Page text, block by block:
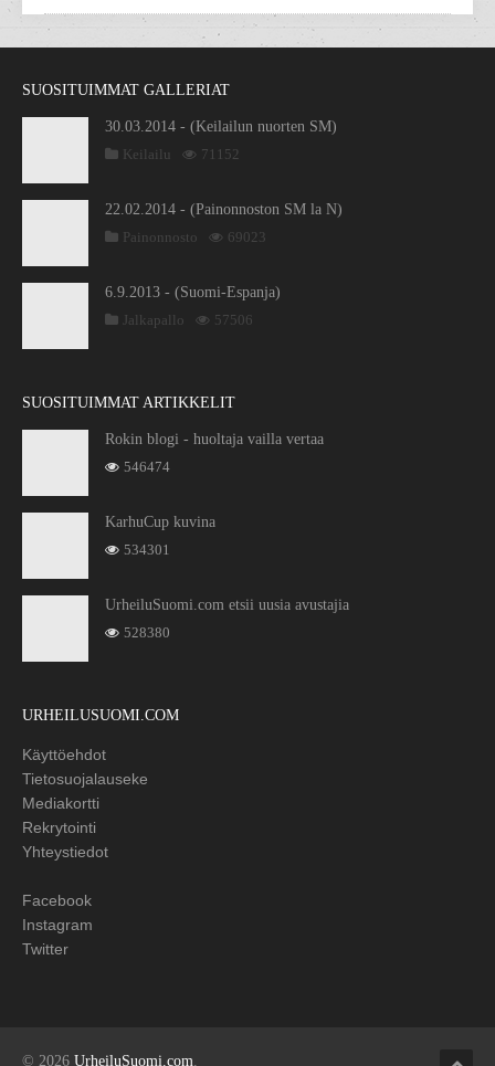
SUOSITUIMMAT GALLERIAT
30.03.2014 - (Keilailun nuorten SM)
Keilailu
71152
22.02.2014 - (Painonnoston SM la N)
Painonnosto
69023
6.9.2013 - (Suomi-Espanja)
Jalkapallo
57506
SUOSITUIMMAT ARTIKKELIT
Rokin blogi - huoltaja vailla vertaa
546474
KarhuCup kuvina
534301
UrheiluSuomi.com etsii uusia avustajia
528380
URHEILUSUOMI.COM
Käyttöehdot
Tietosuojalauseke
Mediakortti
Rekrytointi
Yhteystiedot
Facebook
Instagram
Twitter
© 2026 UrheiluSuomi.com